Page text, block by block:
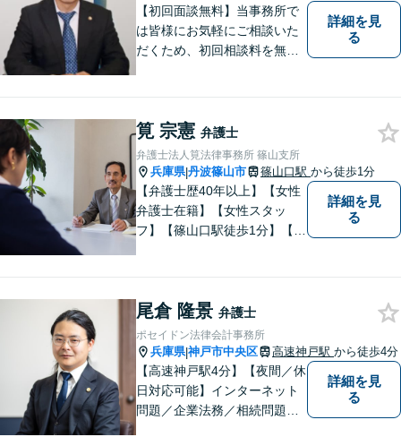
【初回面談無料】当事務所で
は皆様にお気軽にご相談いた
だくため、初回相談料を無料
女問題／建築問題など、貴方
にとって最善の解決に向けて
尽力します。【当日／夜間対
応可】
詳細を見
る
筧 宗憲 弁護士
弁護士法人筧法律事務所 篠山支所
兵庫県|丹波篠山市 篠山口駅 から徒歩1分
【弁護士歴40年以上】【女性
弁護士在籍】【女性スタッ
フ】【篠山口駅徒歩1分】【夜
談ください。様々な悩みや不
安に寄り添い、お抱えの問題
の迅速かつ適切な解決を目指
します。
詳細を見
る
尾倉 隆景 弁護士
ポセイドン法律会計事務所
兵庫県|神戸市中央区 高速神戸駅 から徒歩4分
【高速神戸駅4分】【夜間／休
日対応可能】インターネット
問題／企業法務／相続問題／
詳細を見
る